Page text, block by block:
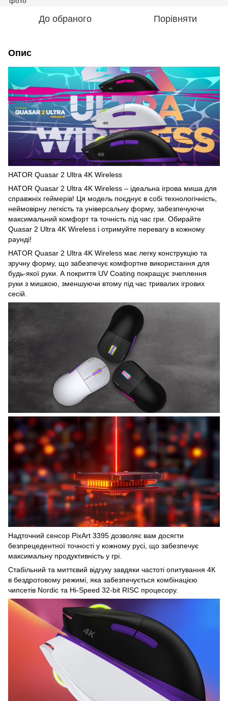
До обраного Порівняти
Опис
HATOR Quasar 2 Ultra 4K Wireless
HATOR Quasar 2 Ultra 4K Wireless – ідеальна ігрова миша для
справжніх геймерів! Ця модель поєднує в собі технологічність,
неймовірну легкість та універсальну форму, забезпечуючи
максимальний комфорт та точність під час гри. Обирайте
Quasar 2 Ultra 4K Wireless і отримуйте перевагу в кожному
раунді!
HATOR Quasar 2 Ultra 4K Wireless має легку конструкцію та
зручну форму, що забезпечує комфортне використання для
будь-якої руки. А покриття UV Coating покращує зчеплення
руки з мишкою, зменшуючи втому під час тривалих ігрових
сесій.
Надточний сенсор PixArt 3395 дозволяє вам досягти
безпрецедентної точності у кожному русі, що забезпечує
максимальну продуктивність у грі.
Стабільний та миттєвий відгуку завдяки частоті опитування 4К
в бездротовому режимі, яка забезпечується комбінацією
чипсетів Nordic та Hi-Speed 32-bit RISС процесору.